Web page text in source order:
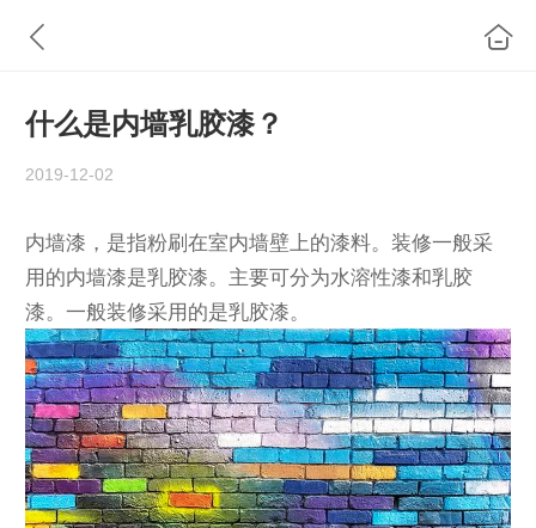
什么是内墙乳胶漆？
2019-12-02
内墙漆，是指粉刷在室内墙壁上的漆料。装修一般采
用的内墙漆是乳胶漆。主要可分为水溶性漆和乳胶
漆。一般装修采用的是乳胶漆。